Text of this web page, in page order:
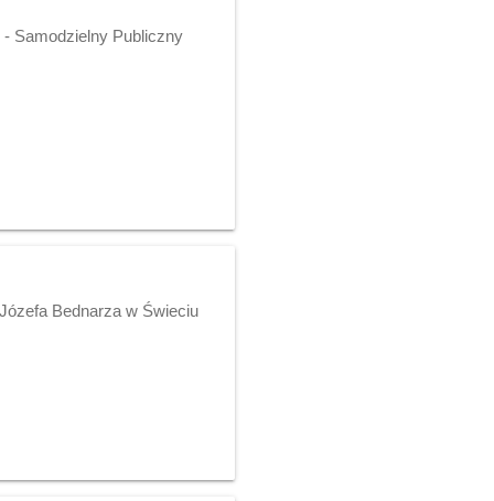
Samodzielny Publiczny
Bednarza w Świeciu